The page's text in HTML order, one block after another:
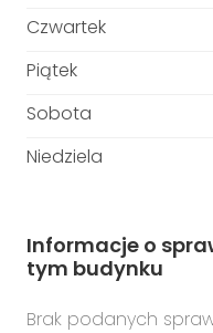
Czwartek
Piątek
Sobota
Niedziela
Informacje o
tym budynku
Brak podanych